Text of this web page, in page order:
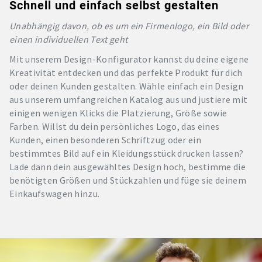
Schnell und einfach selbst gestalten
Unabhängig davon, ob es um ein Firmenlogo, ein Bild oder
einen individuellen Text geht
Mit unserem Design-Konfigurator kannst du deine eigene
Kreativität entdecken und das perfekte Produkt für dich
oder deinen Kunden gestalten. Wähle einfach ein Design
aus unserem umfangreichen Katalog aus und justiere mit
einigen wenigen Klicks die Platzierung, Größe sowie
Farben. Willst du dein persönliches Logo, das eines
Kunden, einen besonderen Schriftzug oder ein
bestimmtes Bild auf ein Kleidungsstück drucken lassen?
Lade dann dein ausgewähltes Design hoch, bestimme die
benötigten Größen und Stückzahlen und füge sie deinem
Einkaufswagen hinzu.